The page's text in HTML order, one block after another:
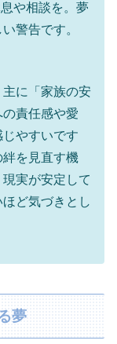
や相談を。夢
警告です。
に「家族の安
責任感や愛
やすいです
を見直す機
実が安定して
ど気づきとし
夢